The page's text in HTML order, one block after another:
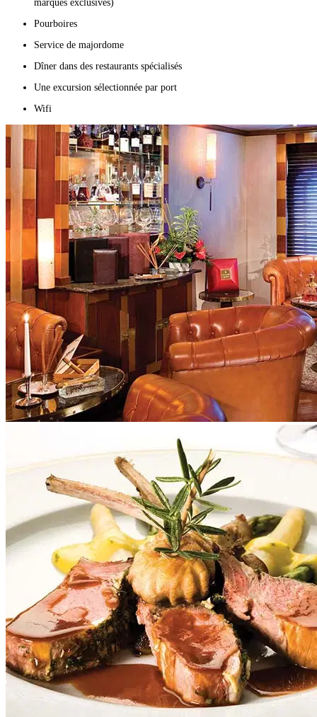
marques exclusives)
Pourboires
Service de majordome
Dîner dans des restaurants spécialisés
Une excursion sélectionnée par port
Wifi